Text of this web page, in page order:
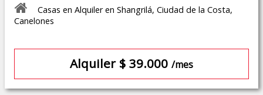
Casas en Alquiler en Shangrilá, Ciudad de la Costa,
Canelones
Alquiler $ 39.000 /mes